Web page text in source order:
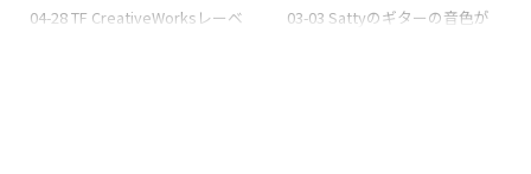
edGaAY
04-28 TF CreativeWorksレーベ
03-03 Sattyのギターの音色が